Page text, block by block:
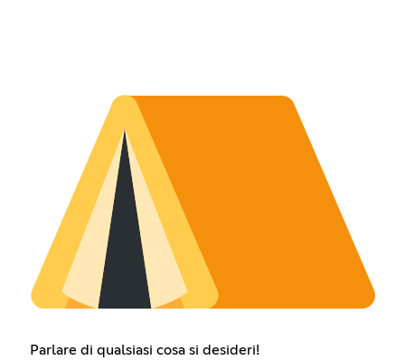
Parlare di qualsiasi cosa si desideri!